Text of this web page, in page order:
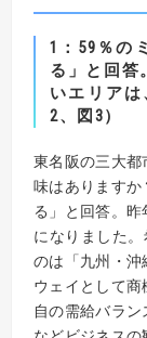
1：59％の
る」と回答
いエリア
2、図3）
東名阪の三大都
味はありますか
る」と回答。
になりました
のは「九州・沖
ウェイとして
自の需給バラン